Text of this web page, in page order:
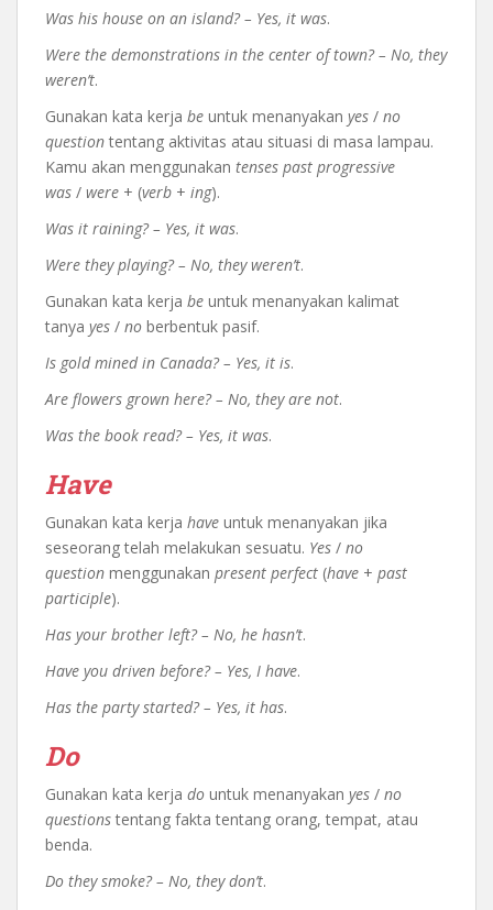
Was his house on an island? – Yes, it was.
Were the demonstrations in the center of town? – No, they
weren’t.
Gunakan kata kerja be untuk menanyakan yes / no
question tentang aktivitas atau situasi di masa lampau.
Kamu akan menggunakan tenses past progressive
was / were + (verb + ing).
Was it raining? – Yes, it was.
Were they playing? – No, they weren’t.
Gunakan kata kerja be untuk menanyakan kalimat
tanya yes / no berbentuk pasif.
Is gold mined in Canada? – Yes, it is.
Are flowers grown here? – No, they are not.
Was the book read? – Yes, it was.
Have
Gunakan kata kerja have untuk menanyakan jika
seseorang telah melakukan sesuatu. Yes / no
question menggunakan present perfect (have + past
participle).
Has your brother left? – No, he hasn’t.
Have you driven before? – Yes, I have.
Has the party started? – Yes, it has.
Do
Gunakan kata kerja do untuk menanyakan yes / no
questions tentang fakta tentang orang, tempat, atau
benda.
Do they smoke? – No, they don’t.